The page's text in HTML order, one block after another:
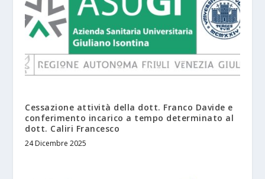
Cessazione attività della dott. Franco Davide e
conferimento incarico a tempo determinato al
dott. Caliri Francesco
24 Dicembre 2025